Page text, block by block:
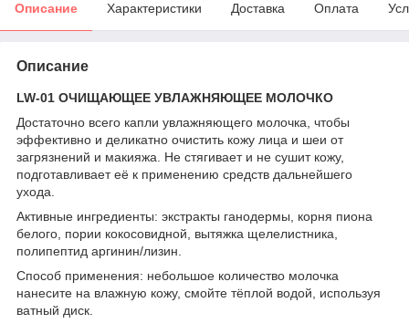
Описание Характеристики Доставка Оплата
Описание
LW-01 ОЧИЩАЮЩЕЕ УВЛАЖНЯЮЩЕЕ МОЛОЧКО
Достаточно всего капли увлажняющего молочка, чтобы
эффективно и деликатно очистить кожу лица и шеи от
загрязнений и макияжа. Не стягивает и не сушит кожу,
подготавливает её к применению средств дальнейшего
ухода.
Активные ингредиенты: экстракты ганодермы, корня пиона
белого, пории кокосовидной, вытяжка щелелистника,
полипептид аргинин/лизин.
Способ применения: небольшое количество молочка
нанесите на влажную кожу, смойте тёплой водой, используя
ватный диск.